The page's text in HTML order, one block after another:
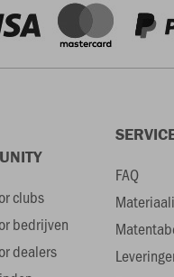
clubs
bedrijven
dealers
FAQ